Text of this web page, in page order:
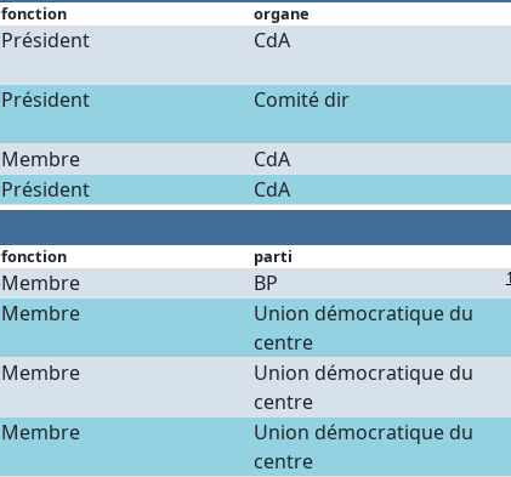
fonction organe
Président CdA
Président Comité dir
Membre
CdA
Président
CdA
fonction parti
Membre BP
Membre
Union démocratique du
centre
Membre
Union démocratique du
centre
Membre
Union démocratique du
centre